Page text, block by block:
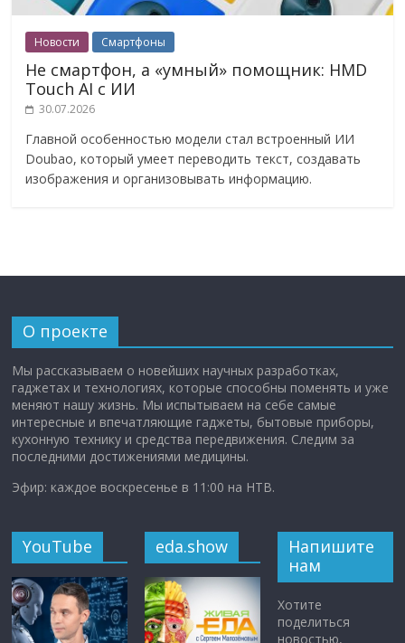
Новости Смартфоны
Не смартфон, а «умный» помощник: HMD
Touch AI с ИИ
30.07.2026
Главной особенностью модели стал встроенный ИИ
Doubao, который умеет переводить текст, создавать
изображения и организовывать информацию.
О проекте
Мы рассказываем о новейших научных разработках,
гаджетах и технологиях, которые способны поменять и уже
меняют нашу жизнь. Мы испытываем на себе самые
интересные и впечатляющие гаджеты, бытовые приборы,
кухонную технику и средства передвижения. Следим за
последними достижениями медицины.
Эфир: каждое воскресенье в 11:00 на НТВ.
YouTube eda.show
Напишите
нам
Хотите
поделиться
новостью,